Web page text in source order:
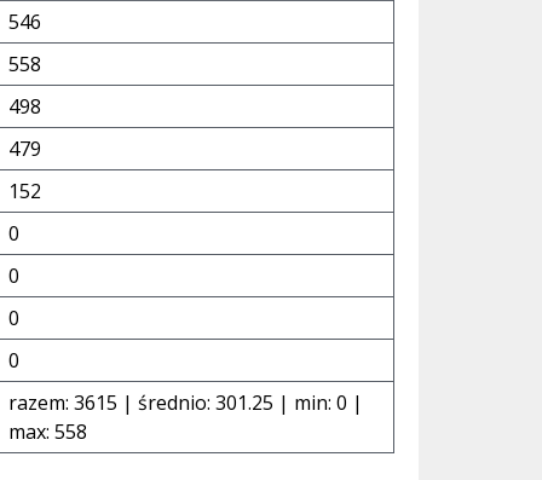
546
558
498
479
152
0
0
0
0
razem: 3615 | średnio: 301.25 | min: 0 |
max: 558